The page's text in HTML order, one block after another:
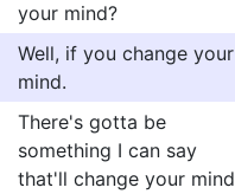
your mind?
Well, if you change your
mind.
There's gotta be
something I can say
that'll change your mind